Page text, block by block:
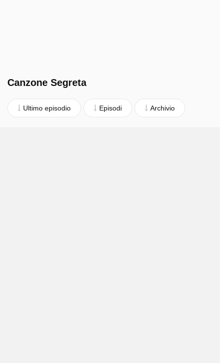
Canzone Segreta
Ultimo episodio Episodi Archivio